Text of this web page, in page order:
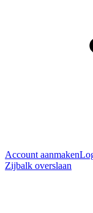
Account aanmaken
Zijbalk overslaan